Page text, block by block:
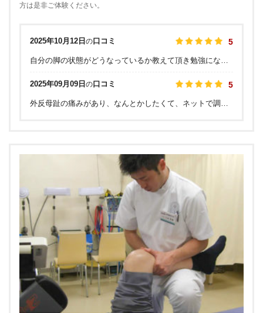
方は是非ご体験ください。
2025年10月12日 の口コミ 5
2025年09月09日 の口コミ 5